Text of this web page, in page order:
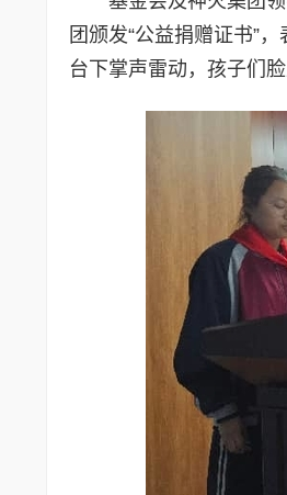
团颁发“公益捐赠证书”
台下掌声雷动，孩子们